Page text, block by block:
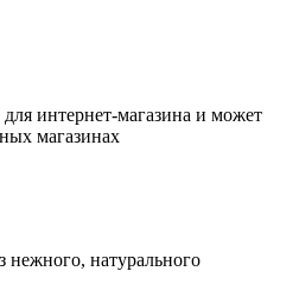
интернет-магазина и может
магазинах
натурального